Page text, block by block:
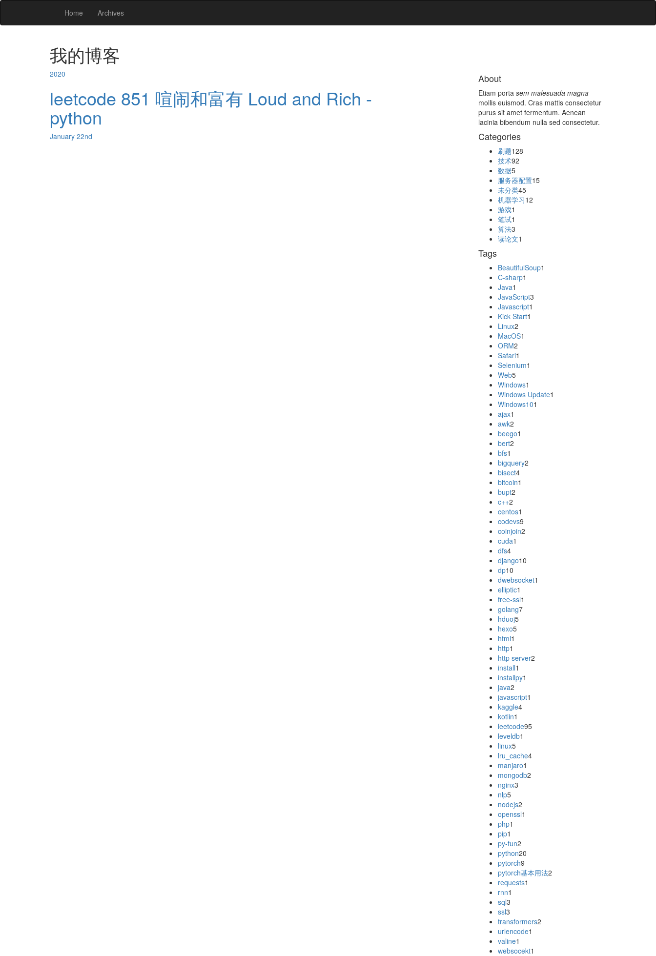
Home Archives
我的博客
2020
leetcode 851 喧闹和富有 Loud and Rich -
python
January 22nd
About
Etiam porta sem malesuada magna
mollis euismod. Cras mattis consectetur
purus sit amet fermentum. Aenean
lacinia bibendum nulla sed consectetur.
Categories
刷题128
技术92
数据5
服务器配置15
未分类45
机器学习12
游戏1
笔试1
算法3
读论文1
Tags
BeautifulSoup1
C-sharp1
Java1
JavaScript3
Javascript1
Kick Start1
Linux2
MacOS1
ORM2
Safari1
Selenium1
Web5
Windows1
Windows Update1
Windows101
ajax1
awk2
beego1
bert2
bfs1
bigquery2
bisect4
bitcoin1
bupt2
c++2
centos1
codevs9
coinjoin2
cuda1
dfs4
django10
dp10
dwebsocket1
elliptic1
free-ssl1
golang7
hduoj5
hexo5
html1
http1
http server2
install1
installpy1
java2
javascript1
kaggle4
kotlin1
leetcode95
leveldb1
linux5
lru_cache4
manjaro1
mongodb2
nginx3
nlp5
nodejs2
openssl1
php1
pip1
py-fun2
python20
pytorch9
pytorch基本用法2
requests1
rnn1
sql3
ssl3
transformers2
urlencode1
valine1
websocekt1